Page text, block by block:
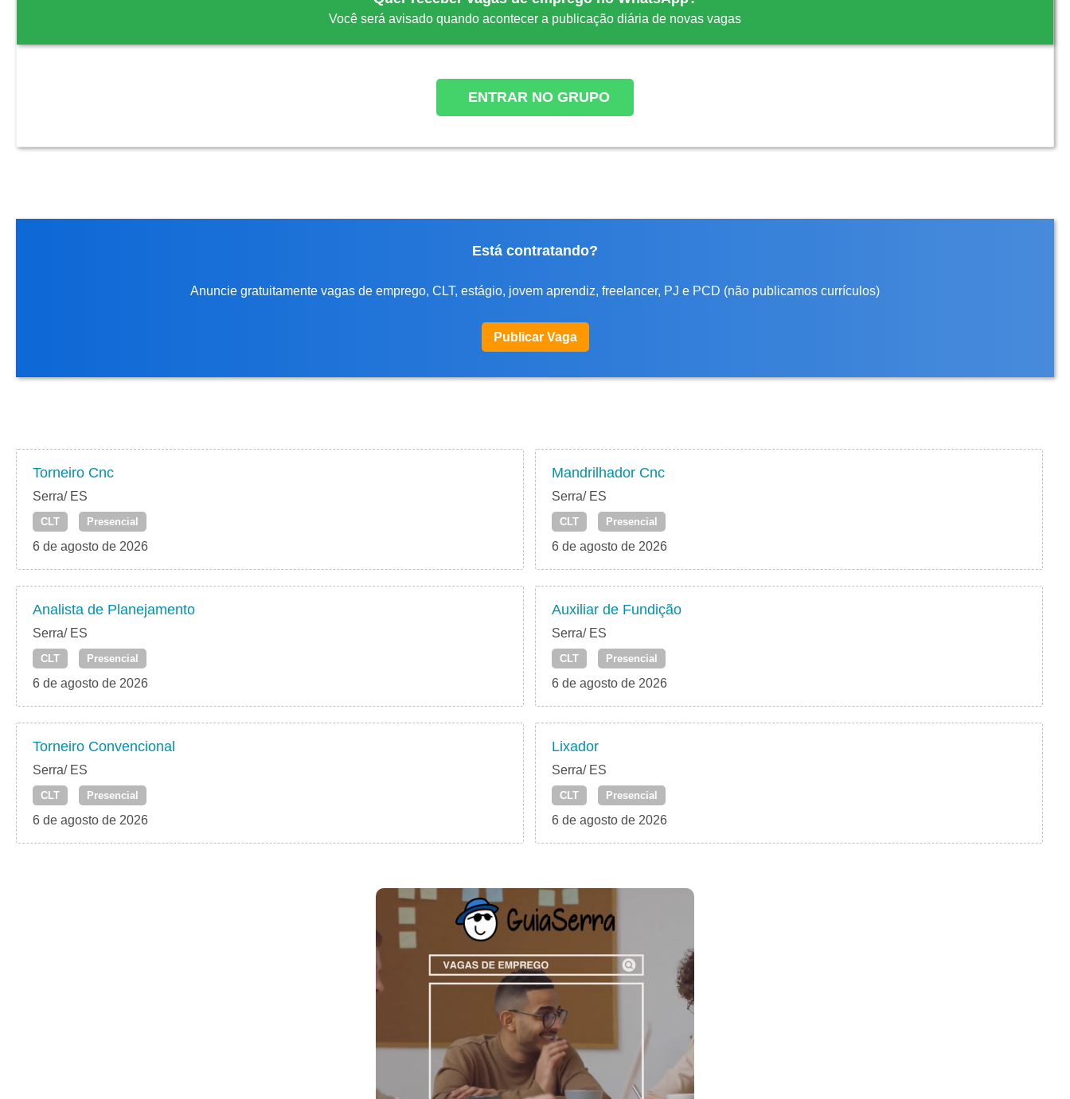
Você será avisado quando acontecer a publicação diária de novas vagas
ENTRAR NO GRUPO
Está contratando?
Anuncie gratuitamente vagas de emprego, CLT, estágio, jovem aprendiz, freelancer, PJ e PCD (não publicamos currículos)
Publicar Vaga
Torneiro Cnc
Serra/ ES
CLT Presencial
6 de agosto de 2026
Mandrilhador Cnc
Serra/ ES
CLT Presencial
6 de agosto de 2026
Analista de Planejamento
Serra/ ES
CLT Presencial
6 de agosto de 2026
Auxiliar de Fundição
Serra/ ES
CLT Presencial
6 de agosto de 2026
Torneiro Convencional
Serra/ ES
CLT Presencial
6 de agosto de 2026
Lixador
Serra/ ES
CLT Presencial
6 de agosto de 2026